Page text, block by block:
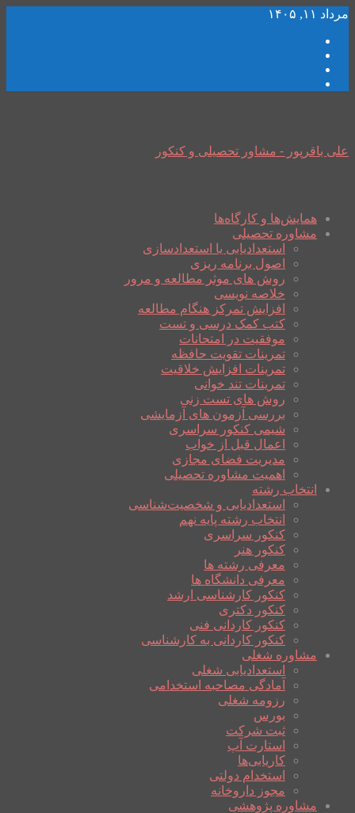
مرداد ۱۱, ۱۴۰۵
علی باقرپور - مشاور تحصیلی و کنکور
همایش‌ها و کارگاه‌ها
مشاوره تحصیلی
استعدادیابی یا استعدادسازی
اصول برنامه ریزی
روش های موثر مطالعه و مرور
خلاصه نویسی
افزایش تمرکز هنگام مطالعه
کتب کمک درسی و تست
موفقیت در امتحانات
تمرینات تقویت حافظه
تمرینات افزایش خلاقیت
تمرینات تند خوانی
روش های تست زنی
بررسی آزمون های آزمایشی
شیمی کنکور سراسری
اعمال قبل از خواب
مدیریت فضای مجازی
اهمیت مشاوره تحصیلی
انتخاب رشته
استعدادیابی و شخصیت‌شناسی
انتخاب رشته پایه نهم
کنکور سراسری
کنکور هنر
معرفی رشته ها
معرفی دانشگاه ها
کنکور کارشناسی ارشد
کنکور دکتری
کنکور کاردانی فنی
کنکور کاردانی به کارشناسی
مشاوره شغلی
استعدادیابی شغلی
آمادگی مصاحبه استخدامی
رزومه شغلی
بورس
ثبت شرکت
استارت آپ
کاریابی‌ها
استخدام دولتی
مجوز داروخانه
مشاوره پژوهشی